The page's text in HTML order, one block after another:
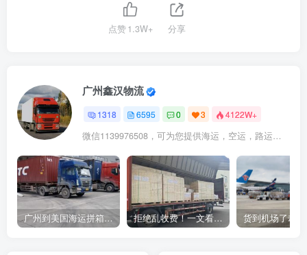
点赞1.3W+ 分享
广州鑫汉物流
1318 6595 0 3 4122W+
微信1139976508，可为您提供海运，空运，路运，铁路运输
广州到美国海运拼箱多少钱？2024年最新运费构成+隐藏费用避坑指南 拒绝乱收费！一文看懂中国货代计费套路，教你避开所有隐形坑